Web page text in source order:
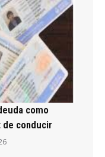
como
conducir